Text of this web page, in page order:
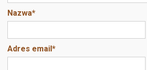
Nazwa*
Adres email*